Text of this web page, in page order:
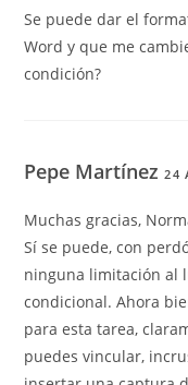
Se puede dar el
Word y que me
condición?
Pepe Martínez24
Muchas gracias,
Sí se puede, con
ninguna limitación al
condicional. Ahora
para esta tarea,
puedes vincular,